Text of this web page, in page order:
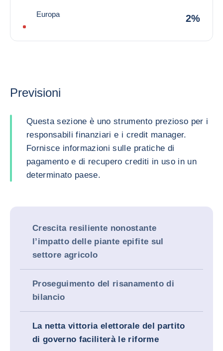
Europa 2%
Previsioni
Questa sezione è uno strumento prezioso per i
responsabili finanziari e i credit manager.
Fornisce informazioni sulle pratiche di
pagamento e di recupero crediti in uso in un
determinato paese.
Crescita resiliente nonostante
l’impatto delle piante epifite sul
settore agricolo
Proseguimento del risanamento di
bilancio
La netta vittoria elettorale del partito
di governo faciliterà le riforme